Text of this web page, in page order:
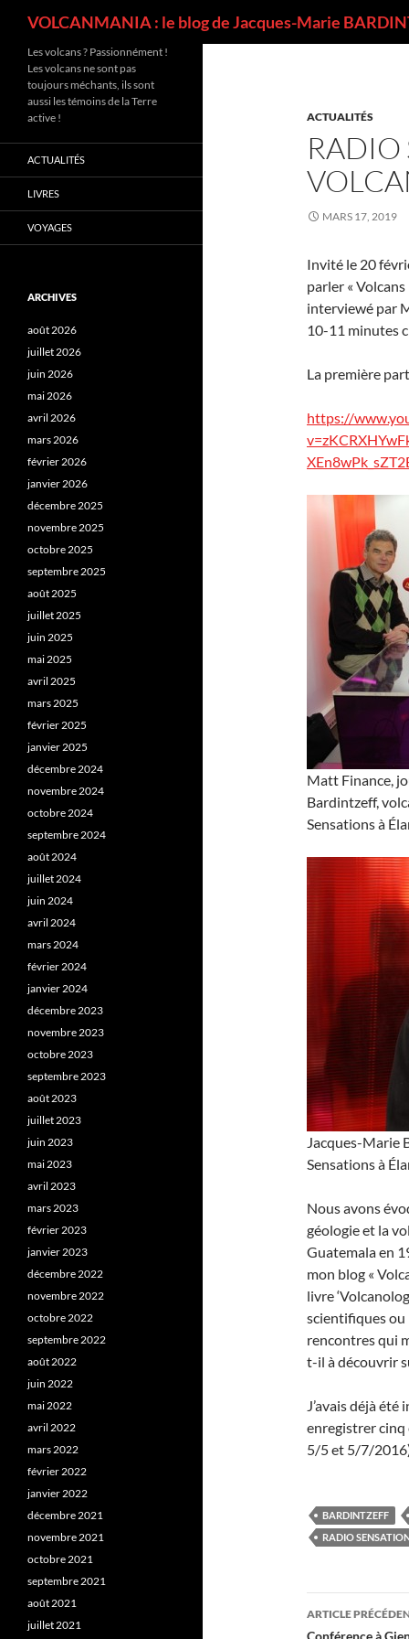
VOLCANMANIA : le blog de Jacques-Marie
ACTUALITÉS
RADIO
MARS 17, 2019
Invité le 20
parler «
interviewé par
10-11 minutes
La première
https://
Matt Finance,
Bardintzeff,
Sensations à
Jacques-Marie
Sensations à
Nous avons
géologie et la
Guatemala en
mon blog «
livre
scientifiques ou
rencontres qui
t-il à découvrir
J’avais déjà
enregistrer cinq
5/5 et 5/7/
BARDINTZEFF
RADIO
ARTICLE
Conférence à
Les volcans ? Passionnément !
Les volcans ne sont pas
toujours méchants, ils sont
aussi les témoins de la Terre
active !
ACTUALITÉS
LIVRES
VOYAGES
ARCHIVES
août 2026
juillet 2026
juin 2026
mai 2026
avril 2026
mars 2026
février 2026
janvier 2026
décembre 2025
novembre 2025
octobre 2025
septembre 2025
août 2025
juillet 2025
juin 2025
mai 2025
avril 2025
mars 2025
février 2025
janvier 2025
décembre 2024
novembre 2024
octobre 2024
septembre 2024
août 2024
juillet 2024
juin 2024
avril 2024
mars 2024
février 2024
janvier 2024
décembre 2023
novembre 2023
octobre 2023
septembre 2023
août 2023
juillet 2023
juin 2023
mai 2023
avril 2023
mars 2023
février 2023
janvier 2023
décembre 2022
novembre 2022
octobre 2022
septembre 2022
août 2022
juin 2022
mai 2022
avril 2022
mars 2022
février 2022
janvier 2022
décembre 2021
novembre 2021
octobre 2021
septembre 2021
août 2021
juillet 2021